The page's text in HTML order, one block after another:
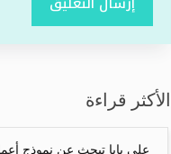
الأكثر قراءة
علي بابا تبحث عن نموذج